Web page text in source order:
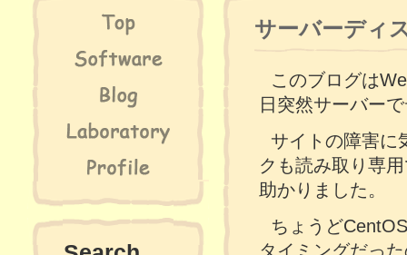
サーバーディ
このブログは
日突然サーバー
サイトの障害に
クも読み取り専
助かりました。
ちょうど
タイミングだっ